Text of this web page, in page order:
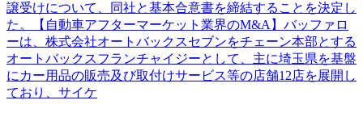
譲受けについて、同社と基本合意書を締結することを決定し
た。【自動車アフターマーケット業界のM&A】バッファロ
ーは、株式会社オートバックスセブンをチェーン本部とする
オートバックスフランチャイジーとして、主に埼玉県を基盤
にカー用品の販売及び取付けサービス等の店舗12店を展開し
ており、サイケ